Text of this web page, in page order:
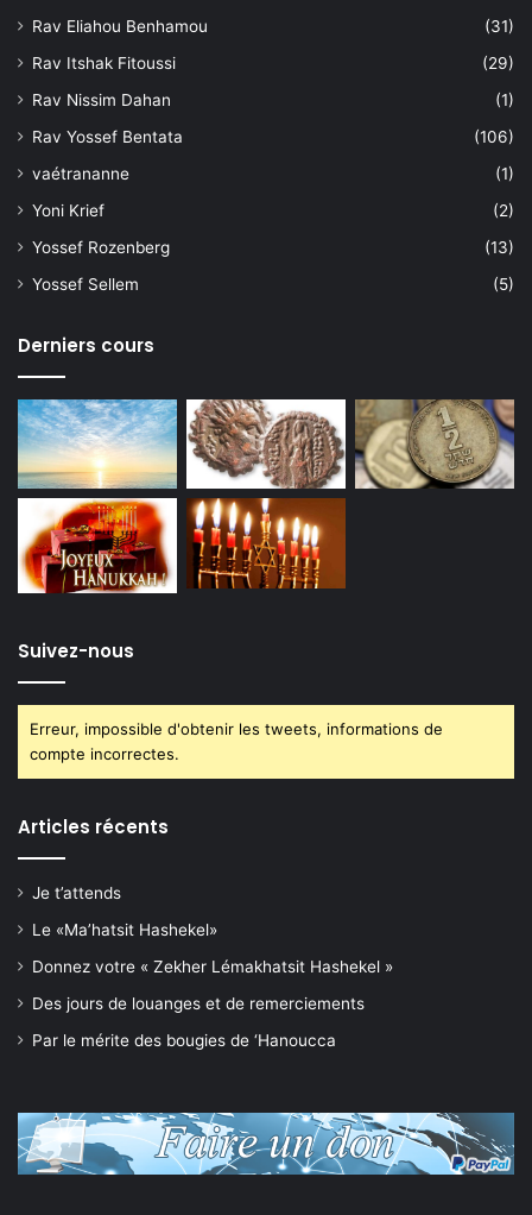
Rav Eliahou Benhamou
(31)
Rav Itshak Fitoussi
(29)
Rav Nissim Dahan
(1)
Rav Yossef Bentata
(106)
vaétrananne
(1)
Yoni Krief
(2)
Yossef Rozenberg
(13)
Yossef Sellem
(5)
Derniers cours
Suivez-nous
Erreur, impossible d'obtenir les tweets, informations de
compte incorrectes.
Articles récents
Je t’attends
Le «Ma’hatsit Hashekel»
Donnez votre « Zekher Lémakhatsit Hashekel »
Des jours de louanges et de remerciements
Par le mérite des bougies de ‘Hanoucca